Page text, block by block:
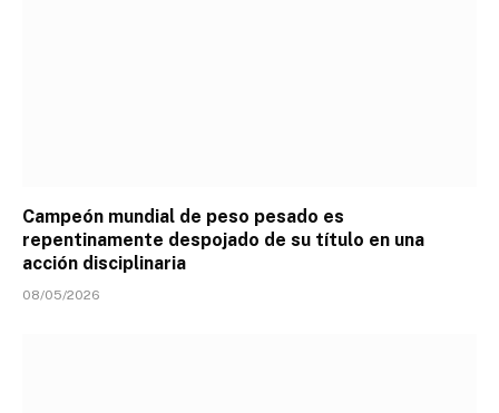
Campeón mundial de peso pesado es
repentinamente despojado de su título en una
acción disciplinaria
08/05/2026